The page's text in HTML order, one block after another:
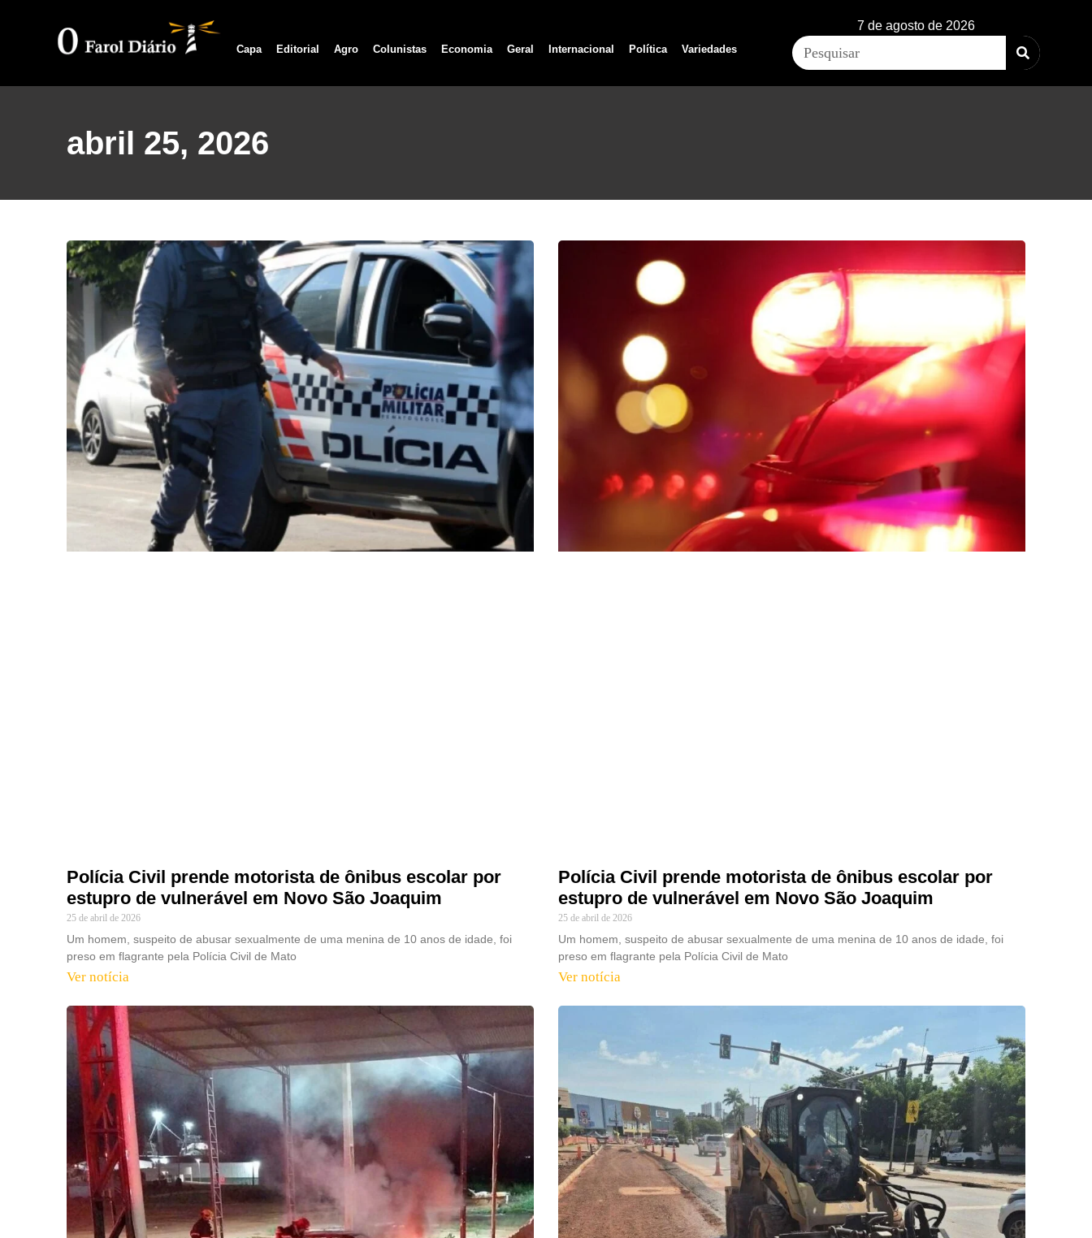
Capa Editorial Agro Colunistas Economia Geral Internacional Política Variedades
7 de agosto de 2026
abril 25, 2026
Polícia Civil prende motorista de ônibus escolar por
estupro de vulnerável em Novo São Joaquim
25 de abril de 2026
Um homem, suspeito de abusar sexualmente de uma menina de 10 anos de idade, foi
preso em flagrante pela Polícia Civil de Mato
Ver notícia
Polícia Civil prende motorista de ônibus escolar por
estupro de vulnerável em Novo São Joaquim
25 de abril de 2026
Um homem, suspeito de abusar sexualmente de uma menina de 10 anos de idade, foi
preso em flagrante pela Polícia Civil de Mato
Ver notícia